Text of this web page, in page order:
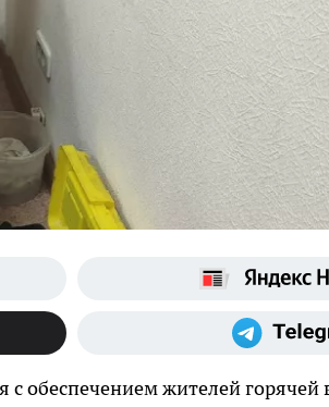
с обеспечением жителей